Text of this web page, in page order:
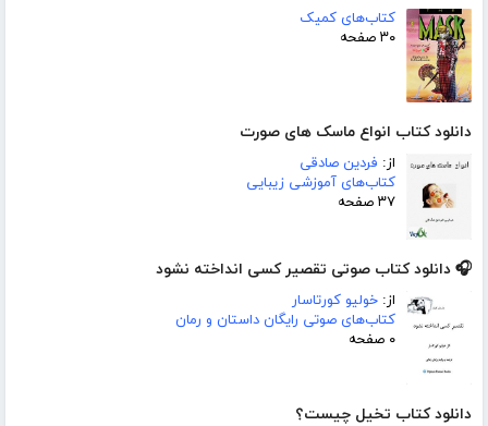
کتاب‌های کمیک
۳۰ صفحه
دانلود کتاب انواع ماسک های صورت
از: فردین صادقی
کتاب‌های آموزشی زیبایی
۳۷ صفحه
🎧 دانلود کتاب صوتی تقصیر کسی انداخته نشود
از: خولیو کورتاسار
کتاب‌های صوتی رایگان داستان و رمان
۰ صفحه
دانلود کتاب تخیل چیست؟